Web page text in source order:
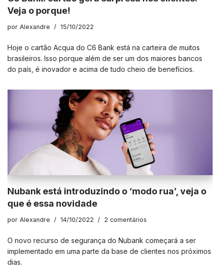
Veja o porque!
por Alexandre 15/10/2022
Hoje o cartão Acqua do C6 Bank está na carteira de muitos
brasileiros. Isso porque além de ser um dos maiores bancos
do país, é inovador e acima de tudo cheio de benefícios.
Nubank está introduzindo o ‘modo rua’, veja o
que é essa novidade
por Alexandre 14/10/2022 2 comentários
O novo recurso de segurança do Nubank começará a ser
implementado em uma parte da base de clientes nos próximos
dias.